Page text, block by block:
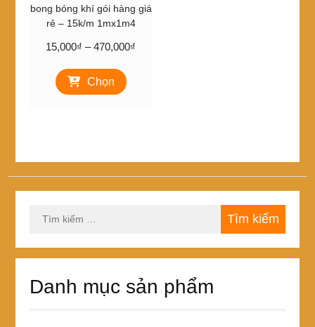
bong bóng khí gói hàng giá
rẻ – 15k/m 1mx1m4
15,000₫ – 470,000₫
Chọn
phẩm
chọn
trang
kiếm
Danh mục sản phẩm